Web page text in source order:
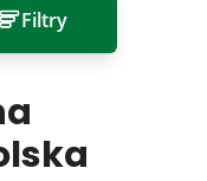
Filtry